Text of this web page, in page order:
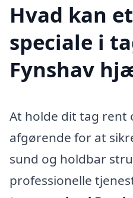
Hvad kan
speciale i
Fynshav
At holde dit tag rent
afgørende for at
sund og holdbar
professionelle